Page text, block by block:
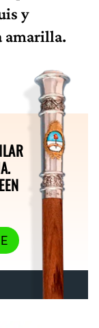
y
amarilla.